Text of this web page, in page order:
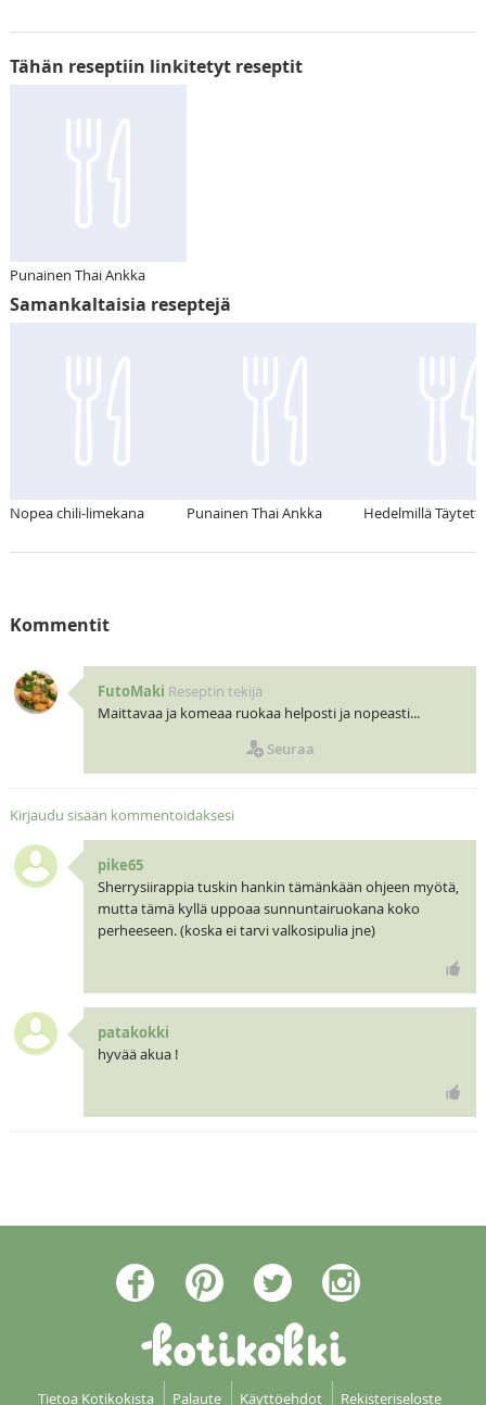
Tähän reseptiin linkitetyt reseptit
Punainen Thai Ankka
Samankaltaisia reseptejä
Nopea chili-limekana Punainen Thai Ankka Hedelmillä
Kommentit
FutoMaki Reseptin tekijä
Maittavaa ja komeaa ruokaa helposti ja nopeasti...
Seuraa
Kirjaudu sisään kommentoidaksesi
pike65
Sherrysiirappia tuskin hankin tämänkään ohjeen myötä,
mutta tämä kyllä uppoaa sunnuntairuokana koko
perheeseen. (koska ei tarvi valkosipulia jne)
patakokki
hyvää akua !
Tietoa Kotikokista Palaute Käyttöehdot Rekisteriseloste